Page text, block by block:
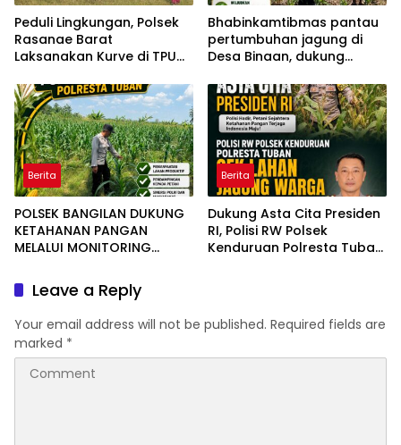
Peduli Lingkungan, Polsek
Rasanae Barat
Laksanakan Kurve di TPU
Bhabinkamtibmas pantau
pertumbuhan jagung di
Desa Binaan, dukung
Berita
POLSEK BANGILAN DUKUNG
KETAHANAN PANGAN
MELALUI MONITORING
Berita
Dukung Asta Cita Presiden
RI, Polisi RW Polsek
Kenduruan Polresta Tuban
Leave a Reply
Your email address will not be published. Required fields are
marked *